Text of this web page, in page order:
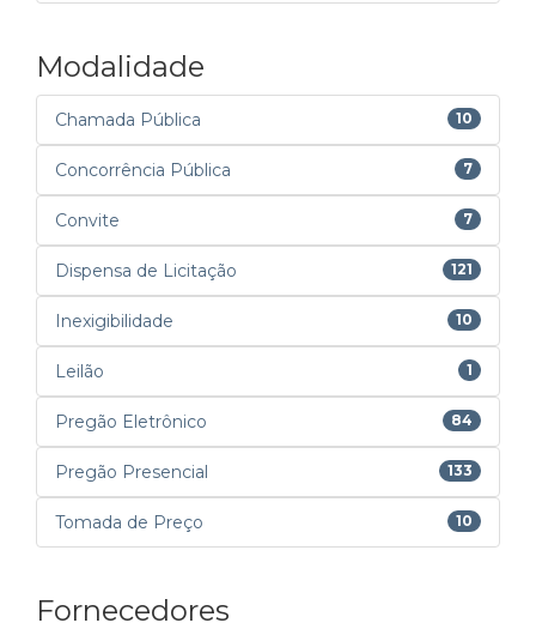
Modalidade
Chamada Pública 10
Concorrência Pública 7
Convite 7
Dispensa de Licitação 121
Inexigibilidade 10
Leilão 1
Pregão Eletrônico 84
Pregão Presencial 133
Tomada de Preço 10
Fornecedores